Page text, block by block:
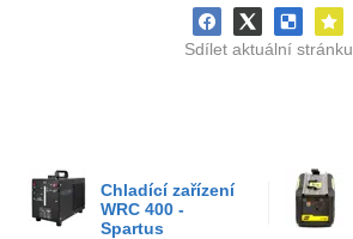
Sdílet aktuální stránku
Chladící zařízení
WRC 400 -
Spartus